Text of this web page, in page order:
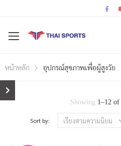
หน้าหลัก อุปกรณ์สุขภาพเพื่อผู้สูงวัย
Showing 1–12of
Sort by: